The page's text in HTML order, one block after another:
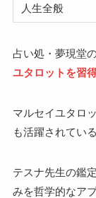
人生全般
占い処・夢現堂
ユタロットを習
マルセイユタロ
も活躍されてい
テスナ先生の鑑
みを哲学的なア